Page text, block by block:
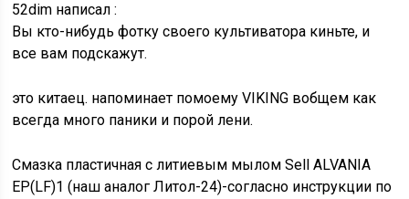
52dim написал :
Вы кто-нибудь фотку своего культиватора киньте, и
все вам подскажут.
это китаец. напоминает помоему VIKING вобщем как
всегда много паники и порой лени.
Смазка пластичная с литиевым мылом Sell ALVANIA
EP(LF)1 (наш аналог Литол-24)-согласно инструкции по